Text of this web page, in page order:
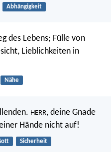
Abhängigkeit
des Lebens; Fülle von
Lieblichkeiten in
Nähe
HERR, deine Gnade
Hände nicht auf!
Sicherheit